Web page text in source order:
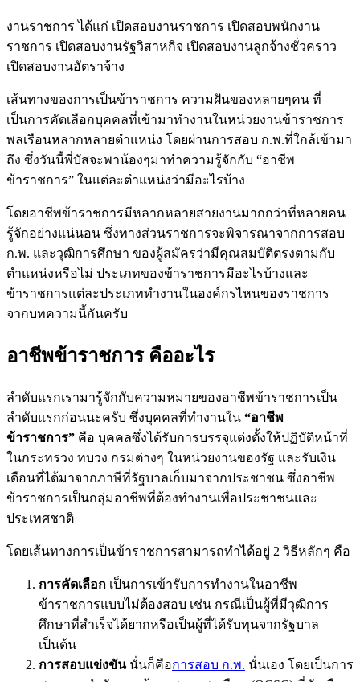
งานราชการ ได้แก่ เปิดสอบงานราชการ เปิดสอบพนักงาน
ราชการ เปิดสอบงานรัฐวิสาหกิจ เปิดสอบงานลูกจ้างชั่วคราว
เปิดสอบงานอัตราจ้าง
เส้นทางของการเป็นข้าราชการ ความฝันของหลายๆคน ที่
เป็นการคัดเลือกบุคคลที่เข้ามาทำงานในหน่วยงานข้าราชการ
พลเรือนหลากหลายตำแหน่ง โดยผ่านการสอบ ก.พ.ที่ใกล้เข้ามา
ถึง ซึ่งวันนี้พี่บัสจะพาน้องๆมาทำความรู้จักกับ “อาชีพ
ข้าราชการ” ในแต่ละตำแหน่งว่ามีอะไรบ้าง
โดยอาชีพข้าราชการมีหลากหลายสายงานมากกว่าที่หลายคน
รู้จักอย่างแน่นอน ซึ่งทางส่วนราชการจะพิจารณาจากการสอบ
ก.พ. และวุฒิการศึกษา ของผู้สมัครว่ามีคุณสมบัติตรงตามกับ
ตำแหน่งหรือไม่ ประเภทของข้าราชการมีอะไรบ้างและ
ข้าราชการแต่ละประเภททำงานในองค์กรไหนของราชการ
จากบทความนี้กันครับ
อาชีพข้าราชการ คืออะไร
ลำดับแรกเรามารู้จักกับความหมายของอาชีพข้าราชการเป็น
ลำดับแรกก่อนนะครับ ซึ่งบุคคลที่ทำงานใน “อาชีพ
ข้าราชการ” คือ บุคคลซึ่งได้รับการบรรจุแต่งตั้งให้ปฏิบัติหน้าที่
ในกระทรวง ทบวง กรมต่างๆ ในหน่วยงานของรัฐ และรับเงิน
เดือนที่ได้มาจากภาษีที่รัฐบาลเก็บมาจากประชาชน ซึ่งอาชีพ
ข้าราชการเป็นกลุ่มอาชีพที่ต้องทำงานเพื่อประชาชนและ
ประเทศชาติ
โดยเส้นทางการเป็นข้าราชการสามารถทำได้อยู่ 2 วิธีหลักๆ คือ
การคัดเลือก เป็นการเข้ารับการทำงานในอาชีพ
ข้าราชการแบบไม่ต้องสอบ เช่น กรณีเป็นผู้ที่มีวุฒิการ
ศึกษาที่สำเร็จได้ยากหรือเป็นผู้ที่ได้รับทุนจากรัฐบาล
เป็นต้น
การสอบแข่งขันนั่นก็คือการสอบ ก.พ. นั่นเอง โดยเป็นการ